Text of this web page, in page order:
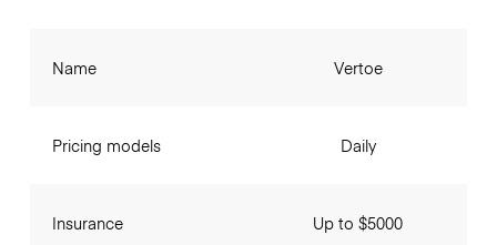
Name
Pricing models
Insurance
Vertoe
Daily
Up to $5000